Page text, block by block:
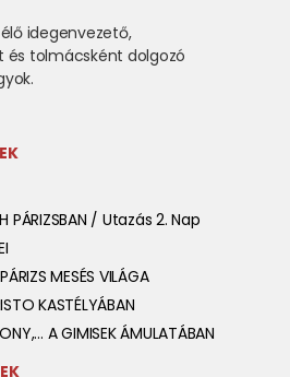
idegenvezető,
tolmácsként dolgozó
PÁRIZSBAN / Utazás 2. Nap
MESÉS VILÁGA
KASTÉLYÁBAN
A GIMISEK ÁMULATÁBAN